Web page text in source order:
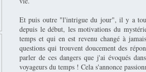
Et puis outre "l'intrigue du jour", il y a
depuis le début, les motivations du
temps et qui en est revenu changé à
questions qui trouvent doucement des
parler de ces dangers que j'ai évoqués
voyageurs du temps ! Cela s'annonce